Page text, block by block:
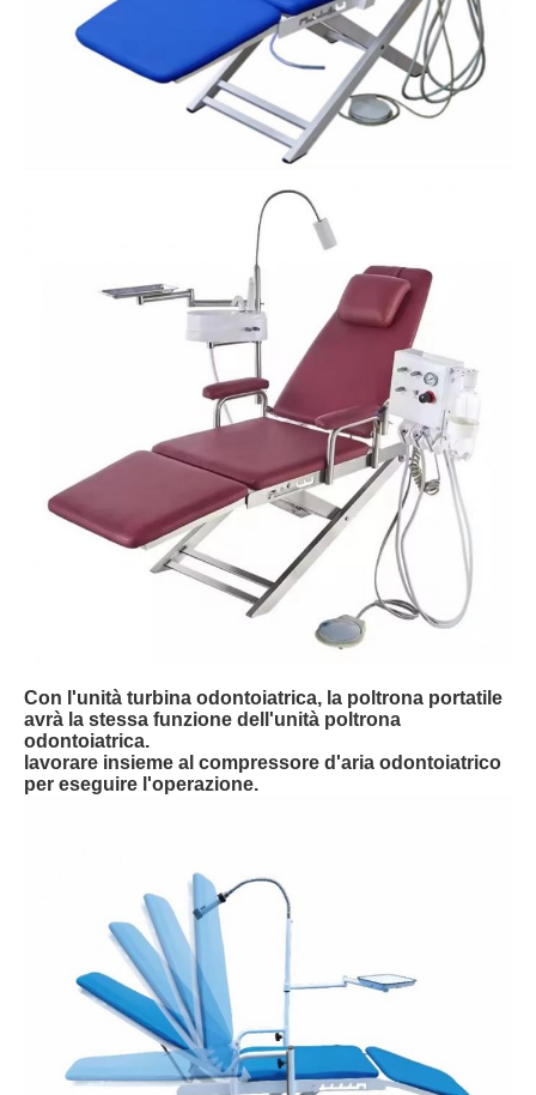
Con l'unità turbina odontoiatrica, la poltrona portatile
avrà la stessa funzione dell'unità poltrona
odontoiatrica.
lavorare insieme al compressore d'aria odontoiatrico
per eseguire l'operazione.